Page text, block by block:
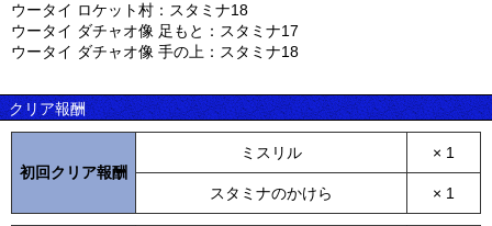
ウータイ ロケット村：スタミナ18
ウータイ ダチャオ像 足もと：スタミナ17
ウータイ ダチャオ像 手の上：スタミナ18
クリア報酬
初回クリア報酬
ミスリル × 1
スタミナのかけら × 1